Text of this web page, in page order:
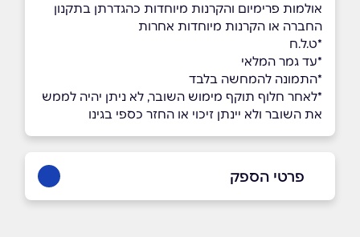
אולמות פרימיום והקרנות מיוחדות כהגדרתן בתקנון
החברה או הקרנות מיוחדות אחרות
*ט.ל.ח
*עד גמר המלאי
*התמונה להמחשה בלבד
*לאחר חלוף תוקף מימוש השובר, לא ניתן יהיה לממש
את השובר ולא יינתן זיכוי או החזר כספי בגינו
פרטי הספק